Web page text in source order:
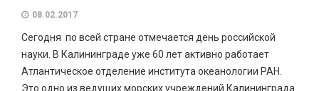
08.02.2017
Сегодня по всей стране отмечается день российской
науки. В Калининграде уже 60 лет активно работает
Атлантическое отделение института океанологии РАН.
Это одно из ведущих морских учреждений Калининграда.